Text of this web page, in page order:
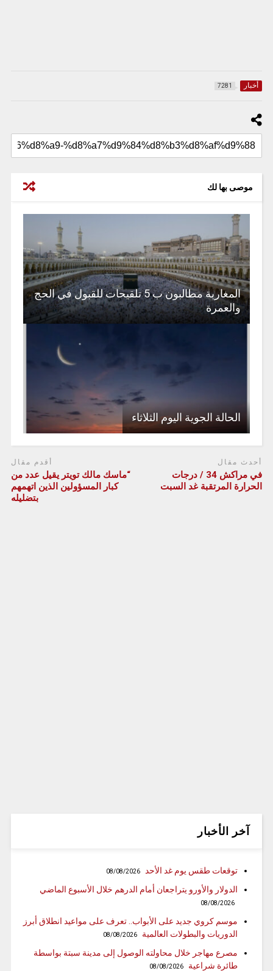
أخبار 7281
موصى بها لك
المغاربة مطالبون ب 5 تلقيحات للقبول في الحج
والعمرة
الحالة الجوية اليوم الثلاثاء
أحدث مقال
في مراكش 34 / درجات
الحرارة المرتقبة غد السبت
أقدم مقال
“ماسك مالك تويتر يقيل عدد من
كبار المسؤولين الذين اتهمهم
بتضليله
آخر الأخبار
توقعات طقس يوم غد الأحد 08/08/2026
الدولار والأورو يتراجعان أمام الدرهم خلال الأسبوع الماضي
08/08/2026
موسم كروي جديد على الأبواب.. تعرف على مواعيد انطلاق أبرز
الدوريات والبطولات العالمية
08/08/2026
مصرع مهاجر خلال محاولته الوصول إلى مدينة سبتة بواسطة
طائرة شراعية
08/08/2026